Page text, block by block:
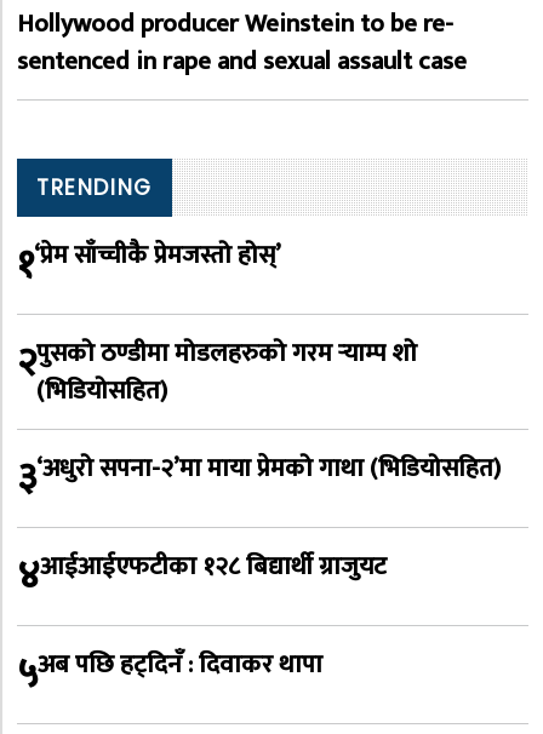
Hollywood producer Weinstein to be re-
sentenced in rape and sexual assault case
TRENDING
१‘प्रेम साँच्चीकै प्रेमजस्तो होस्’
२पुसको ठण्डीमा मोडलहरुको गरम र्‍याम्प शो
(भिडियोसहित)
३‘अधुरो सपना-२’मा माया प्रेमको गाथा (भिडियोसहित)
४आईआईएफटीका १२८ बिद्यार्थी ग्राजुयट
५अब पछि हट्दिनँ : दिवाकर थापा